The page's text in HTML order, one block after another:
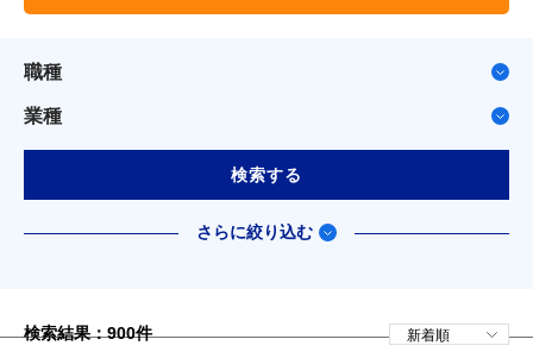
職種
業種
検索する
さらに絞り込む
検索結果：900件